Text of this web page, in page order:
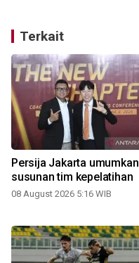
Terkait
Persija Jakarta umumkan
susunan tim kepelatihan
08 August 2026 5:16 WIB